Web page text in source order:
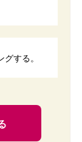
する。